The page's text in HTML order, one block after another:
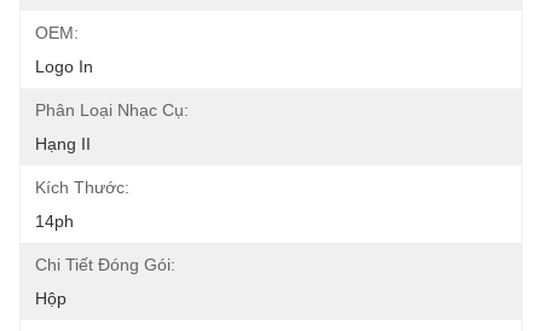
OEM:
Logo In
Phân Loại Nhạc Cụ:
Hạng II
Kích Thước:
14ph
Chi Tiết Đóng Gói:
Hộp